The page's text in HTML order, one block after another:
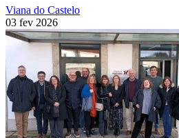
Viana do Castelo
03 fev 2026